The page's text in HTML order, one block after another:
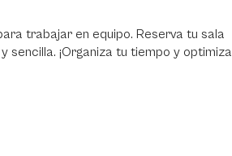
trabajar en equipo. Reserva tu sala
sencilla. ¡Organiza tu tiempo y optimiza